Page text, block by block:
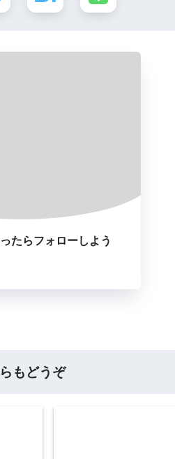
たらフォローしよう
もどうぞ